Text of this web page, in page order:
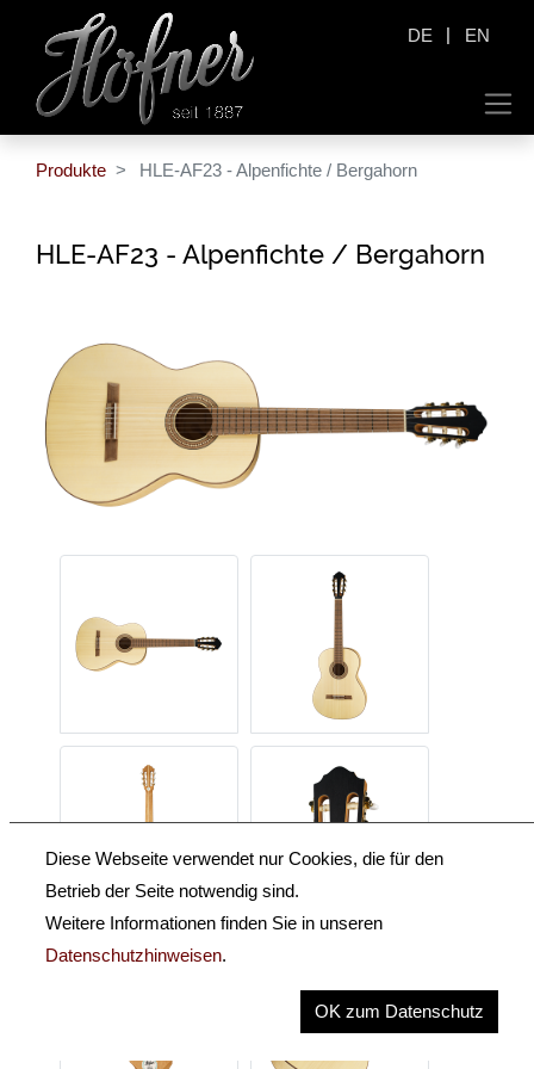
DE | EN
Produkte HLE-AF23 - Alpenfichte / Bergahorn
HLE-AF23 - Alpenfichte / Bergahorn
Diese Webseite verwendet nur Cookies, die für den
Betrieb der Seite notwendig sind.
Weitere Informationen finden Sie in unseren
Datenschutzhinweisen.
OK zum Datenschutz